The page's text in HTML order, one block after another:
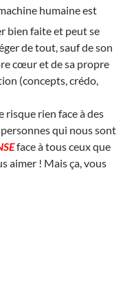
humaine est
bien faite et peut se
de tout, sauf de son
cœur et de sa propre
(concepts, crédo,
risque rien face à des
qui nous sont
face à tous ceux que
aimer ! Mais ça, vous